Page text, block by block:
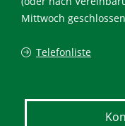
Mittwoch geschlossen
Telefonliste